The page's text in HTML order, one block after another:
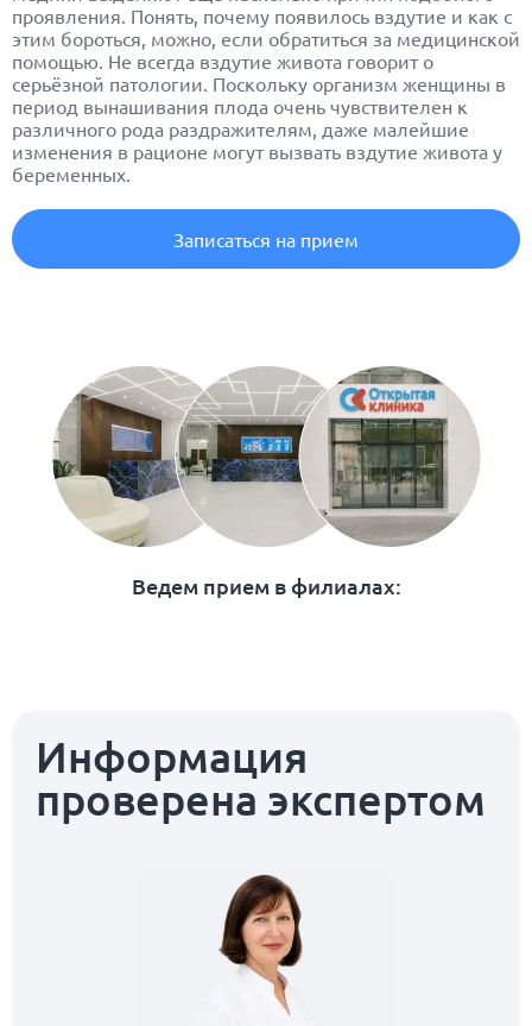
Ведем прием в филиалах:
проявления. Понять, почему появилось вздутие и как с
этим бороться, можно, если обратиться за медицинской
помощью. Не всегда вздутие живота говорит о
серьёзной патологии. Поскольку организм женщины в
период вынашивания плода очень чувствителен к
различного рода раздражителям, даже малейшие
изменения в рационе могут вызвать вздутие живота у
беременных.
Записаться на прием
Информация
проверена экспертом